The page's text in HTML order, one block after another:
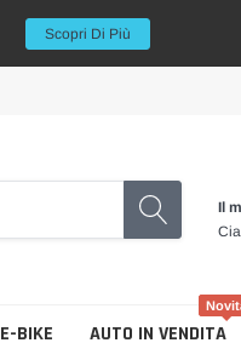
Scopri Di Più
Il
E-BIKE AUTO IN VENDITA